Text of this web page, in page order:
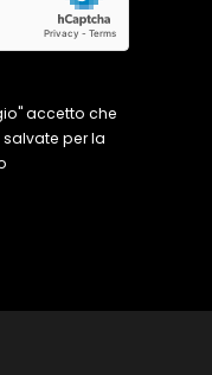
accetto che
per la